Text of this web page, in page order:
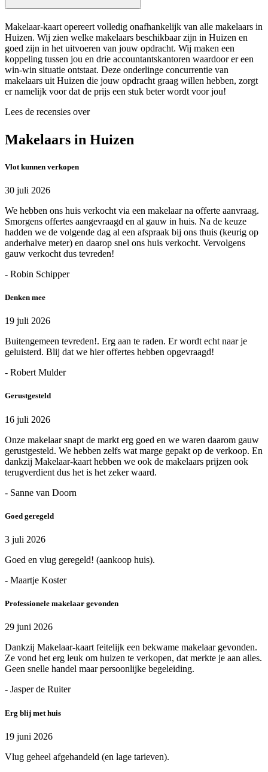
Makelaar-kaart opereert volledig onafhankelijk van alle makelaars in
Huizen. Wij zien welke makelaars beschikbaar zijn in Huizen en
goed zijn in het uitvoeren van jouw opdracht. Wij maken een
koppeling tussen jou en drie accountantskantoren waardoor er een
win-win situatie ontstaat. Deze onderlinge concurrentie van
makelaars uit Huizen die jouw opdracht graag willen hebben, zorgt
er namelijk voor dat de prijs een stuk beter wordt voor jou!
Lees de recensies over
Makelaars in Huizen
Vlot kunnen verkopen
30 juli 2026
We hebben ons huis verkocht via een makelaar na offerte aanvraag.
Smorgens offertes aangevraagd en al gauw in huis. Na de keuze
hadden we de volgende dag al een afspraak bij ons thuis (keurig op
anderhalve meter) en daarop snel ons huis verkocht. Vervolgens
gauw verkocht dus tevreden!
- Robin Schipper
Denken mee
19 juli 2026
Buitengemeen tevreden!. Erg aan te raden. Er wordt echt naar je
geluisterd. Blij dat we hier offertes hebben opgevraagd!
- Robert Mulder
Gerustgesteld
16 juli 2026
Onze makelaar snapt de markt erg goed en we waren daarom gauw
gerustgesteld. We hebben zelfs wat marge gepakt op de verkoop. En
dankzij Makelaar-kaart hebben we ook de makelaars prijzen ook
terugverdient dus het is het zeker waard.
- Sanne van Doorn
Goed geregeld
3 juli 2026
Goed en vlug geregeld! (aankoop huis).
- Maartje Koster
Professionele makelaar gevonden
29 juni 2026
Dankzij Makelaar-kaart feitelijk een bekwame makelaar gevonden.
Ze vond het erg leuk om huizen te verkopen, dat merkte je aan alles.
Geen snelle handel maar persoonlijke begeleiding.
- Jasper de Ruiter
Erg blij met huis
19 juni 2026
Vlug geheel afgehandeld (en lage tarieven).